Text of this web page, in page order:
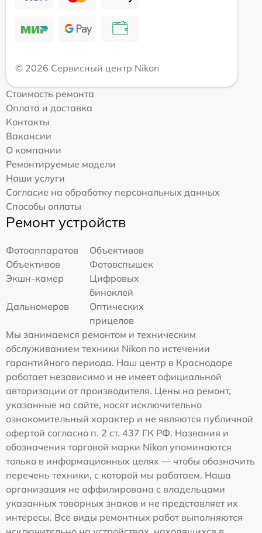
© 2026 Сервисный центр Nikon
Стоимость ремонта
Оплата и доставка
Контакты
Вакансии
О компании
Ремонтируемые модели
Наши услуги
Согласие на обработку персональных данных
Способы оплаты
Ремонт устройств
Фотоаппаратов
Объективов
Объективов
Фотовспышек
Экшн-камер
Цифровых
биноклей
Дальномеров
Оптических
прицелов
Мы занимаемся ремонтом и техническим
обслуживанием техники Nikon по истечении
гарантийного периода. Наш центр в Краснодаре
работает независимо и не имеет официальной
авторизации от производителя. Цены на ремонт,
указанные на сайте, носят исключительно
ознакомительный характер и не являются публичной
офертой согласно п. 2 ст. 437 ГК РФ. Названия и
обозначения торговой марки Nikon упоминаются
только в информационных целях — чтобы обозначить
перечень техники, с которой мы работаем. Наша
организация не аффилирована с владельцами
указанных товарных знаков и не представляет их
интересы. Все виды ремонтных работ выполняются